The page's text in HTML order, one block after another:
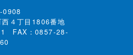
0908
４丁目1806番地
FAX：0857-28-